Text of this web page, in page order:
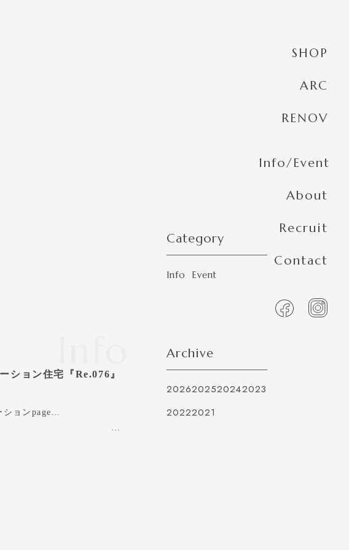
SHOP
ARC
RENOV
Info/Event
About
Recruit
Contact
ション住宅『Re.076』
ションpage…
Category
Info Event
Archive
2026202520242023
20222021